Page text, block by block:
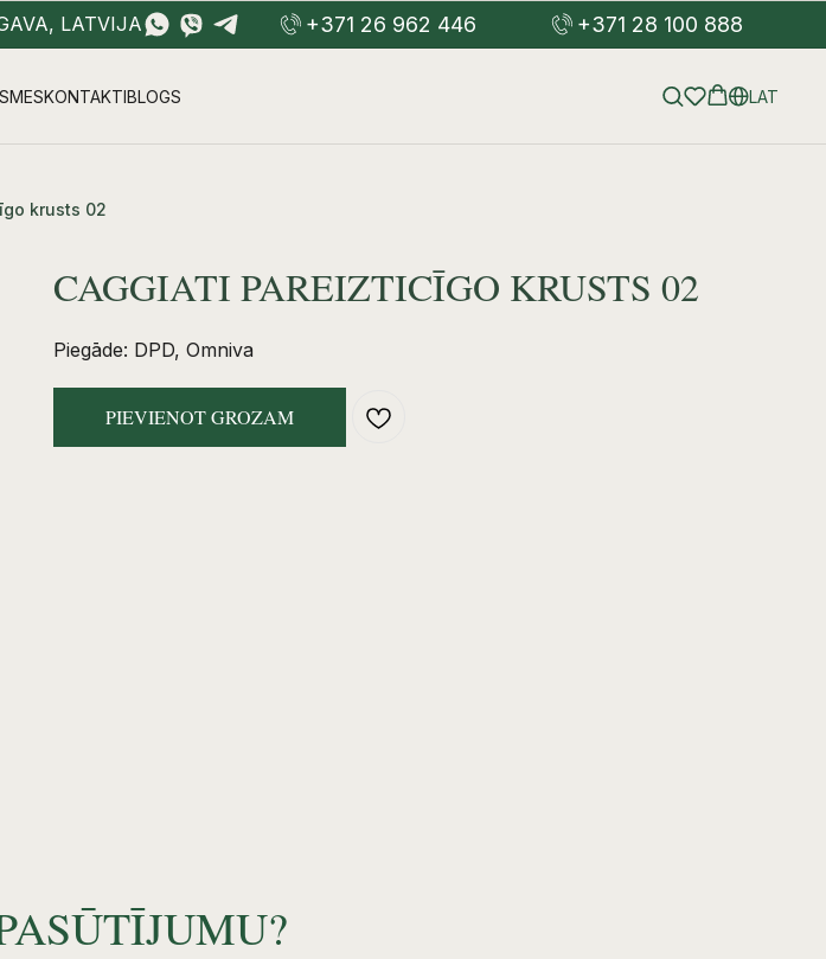
LATVIJA +371 26 962 446 +371 28 100 888
KONTAKTIBLOGS LAT
krusts 02
CAGGIATI PAREIZTICĪGO KRUSTS 02
Piegāde: DPD, Omniva
PIEVIENOT GROZAM